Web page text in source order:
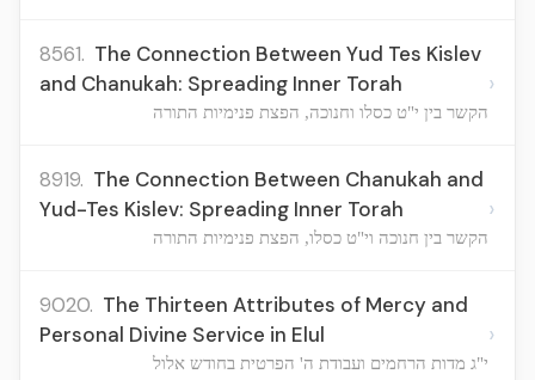
8561. The Connection Between Yud Tes Kislev
and Chanukah: Spreading Inner Torah
הקשר בין י"ט כסלו וחנוכה, הפצת פנימיות התורה
›
8919. The Connection Between Chanukah and
Yud-Tes Kislev: Spreading Inner Torah
הקשר בין חנוכה וי"ט כסלו, הפצת פנימיות התורה
›
9020. The Thirteen Attributes of Mercy and
Personal Divine Service in Elul
י"ג מדות הרחמים ועבודת ה' הפרטית בחודש אלול
›